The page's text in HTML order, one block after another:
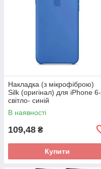
Накладка (з мікрофіброю)
Silk (оригінал) для iPhone 6-
світло- синій
В наявності
109,48 ₴
Купити